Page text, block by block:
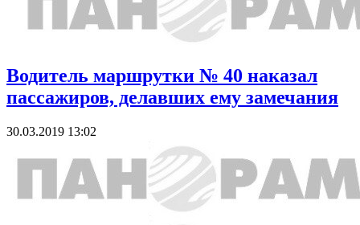
Водитель маршрутки № 40 наказал
пассажиров, делавших ему замечания
30.03.2019 13:02